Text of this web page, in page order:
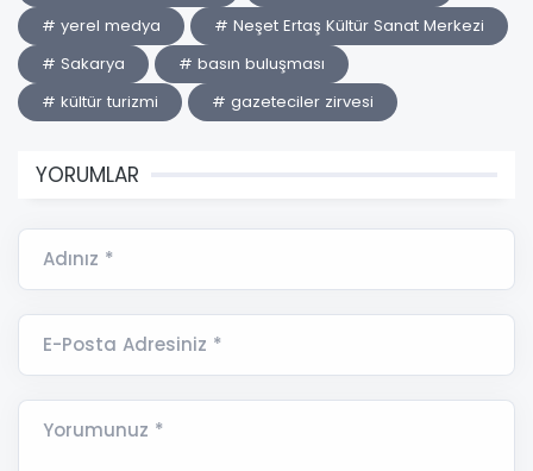
# yerel medya
# Neşet Ertaş Kültür Sanat Merkezi
# Sakarya
# basın buluşması
# kültür turizmi
# gazeteciler zirvesi
YORUMLAR
Adınız *
E-Posta Adresiniz *
Yorumunuz *